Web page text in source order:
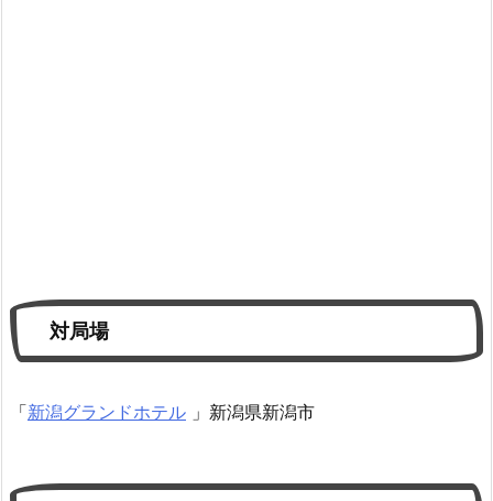
対局場
「新潟グランドホテル 」新潟県新潟市